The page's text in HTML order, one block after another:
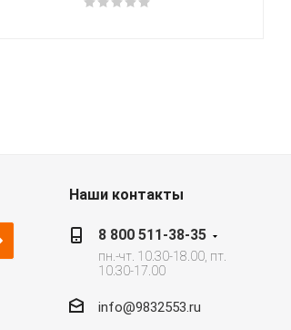
Наши контакты
8 800 511-38-35
пн.-чт. 10.30-18.00, пт.
10.30-17.00
info@9832553.ru